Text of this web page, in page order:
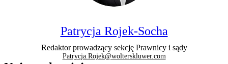
Patrycja Rojek-Socha
Redaktor prowadzący sekcję Prawnicy i sądy
Patrycja.Rojek@wolterskluwer.com